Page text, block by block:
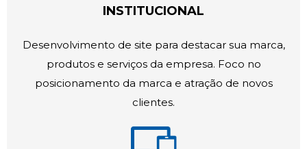
INSTITUCIONAL
Desenvolvimento de site para destacar sua marca,
produtos e serviços da empresa. Foco no
posicionamento da marca e atração de novos
clientes.